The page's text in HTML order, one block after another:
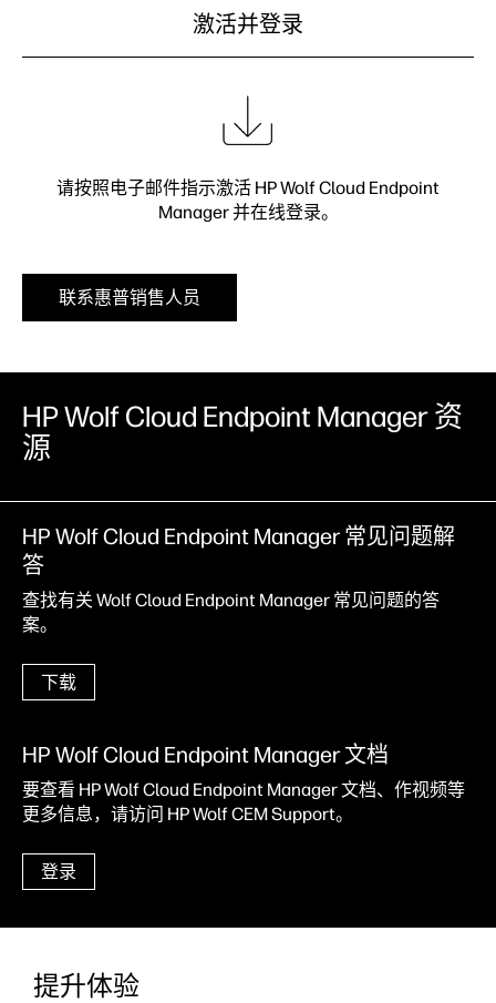
激活并登录
请按照电子邮件指示激活 HP Wolf Cloud Endpoint
Manager 并在线登录。
联系惠普销售人员
HP Wolf Cloud Endpoint Manager 资
源
HP Wolf Cloud Endpoint Manager 常见问题解
答
查找有关 Wolf Cloud Endpoint Manager 常见问题的答
案。
下载
HP Wolf Cloud Endpoint Manager 文档
要查看 HP Wolf Cloud Endpoint Manager 文档、作视频等
更多信息，请访问 HP Wolf CEM Support。
登录
提升体验